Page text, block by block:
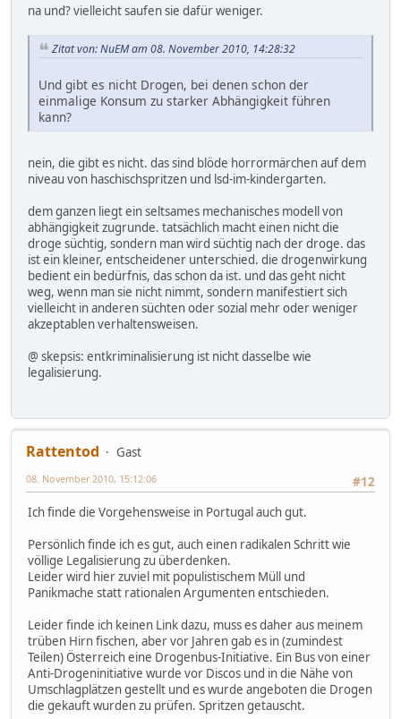
na und? vielleicht saufen sie dafür weniger.
Zitat von: NuEM am 08. November 2010, 14:28:32
Und gibt es nicht Drogen, bei denen schon der
einmalige Konsum zu starker Abhängigkeit führen
kann?
nein, die gibt es nicht. das sind blöde horrormärchen auf dem
niveau von haschischspritzen und lsd-im-kindergarten.
dem ganzen liegt ein seltsames mechanisches modell von
abhängigkeit zugrunde. tatsächlich macht einen nicht die
droge süchtig, sondern man wird süchtig nach der droge. das
ist ein kleiner, entscheidener unterschied. die drogenwirkung
bedient ein bedürfnis, das schon da ist. und das geht nicht
weg, wenn man sie nicht nimmt, sondern manifestiert sich
vielleicht in anderen süchten oder sozial mehr oder weniger
akzeptablen verhaltensweisen.
@ skepsis: entkriminalisierung ist nicht dasselbe wie
legalisierung.
Rattentod
Gast
#12
08. November 2010, 15:12:06
Ich finde die Vorgehensweise in Portugal auch gut.
Persönlich finde ich es gut, auch einen radikalen Schritt wie
völlige Legalisierung zu überdenken.
Leider wird hier zuviel mit populistischem Müll und
Panikmache statt rationalen Argumenten entschieden.
Leider finde ich keinen Link dazu, muss es daher aus meinem
trüben Hirn fischen, aber vor Jahren gab es in (zumindest
Teilen) Österreich eine Drogenbus-Initiative. Ein Bus von einer
Anti-Drogeninitiative wurde vor Discos und in die Nähe von
Umschlagplätzen gestellt und es wurde angeboten die Drogen
die gekauft wurden zu prüfen. Spritzen getauscht.